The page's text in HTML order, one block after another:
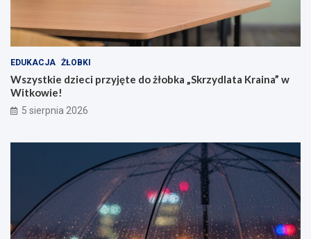
EDUKACJA ŻŁOBKI
Wszystkie dzieci przyjęte do żłobka „Skrzydlata Kraina” w
Witkowie!
5 sierpnia 2026